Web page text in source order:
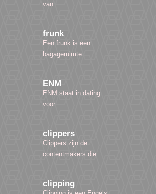
van...
frunk
Een frunk is een
bagageruimte...
ENM
ENM staat in dating
voor...
clippers
Clippers zijn de
contentmakers die...
clipping